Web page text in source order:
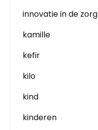
innovatie in de zorg
kamille
kefir
kilo
kind
kinderen